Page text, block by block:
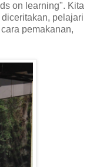
on learning". Kita
pelajari
pemakanan,